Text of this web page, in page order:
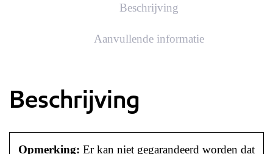
Beschrijving
Aanvullende informatie
Beschrijving
Opmerking: Er kan niet gegarandeerd worden dat